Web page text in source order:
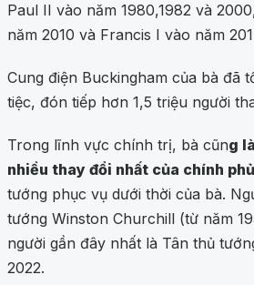
Paul II vào năm 1980,1982 và
năm 2010 và Francis I vào năm
Cung điện Buckingham của bà đã
tiệc, đón tiếp hơn 1,5 triệu người
Trong lĩnh vực chính trị, bà cũng
nhiều thay đổi nhất của chính
tướng phục vụ dưới thời của bà.
tướng Winston Churchill (từ năm
người gần đây nhất là Tân thủ
2022.